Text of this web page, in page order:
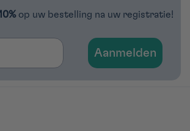
op uw bestelling na uw registratie!
Aanmelden